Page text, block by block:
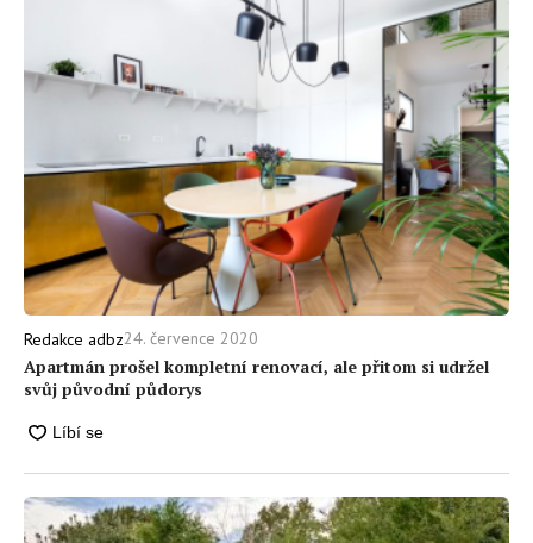
Redakce adbz24. července 2020
Apartmán prošel kompletní renovací, ale přitom si udržel
svůj původní půdorys